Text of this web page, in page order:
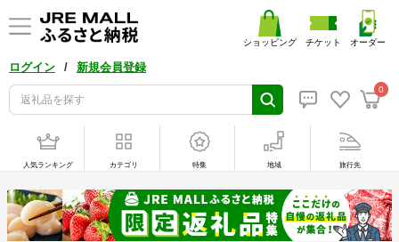
ログイン / 新規会員登録
0
ショッピング チケット オーダー
人気ランキング カテゴリ 特集 地域 旅行先